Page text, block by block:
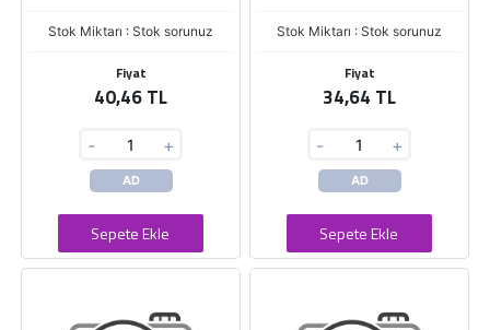
Stok Miktarı : Stok sorunuz
Fiyat
40,46 TL
- +
AD
Sepete Ekle
Stok Miktarı : Stok sorunuz
Fiyat
34,64 TL
- +
AD
Sepete Ekle